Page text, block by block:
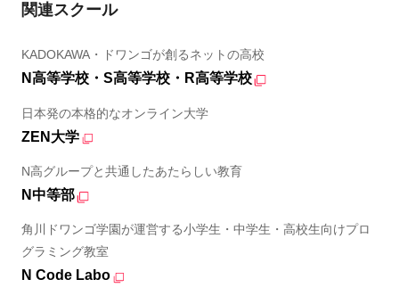
関連スクール
KADOKAWA・ドワンゴが創るネットの高校
N高等学校・S高等学校・R高等学校
日本発の本格的なオンライン大学
ZEN大学
N高グループと共通したあたらしい教育
N中等部
角川ドワンゴ学園が運営する小学生・中学生・高校生向けプロ
グラミング教室
N Code Labo